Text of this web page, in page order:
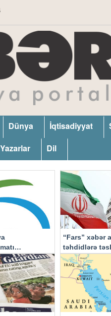
Dünya İqtisadiyyat
Yazarlar Dil
“Fars” xəbər
təhdidlərə